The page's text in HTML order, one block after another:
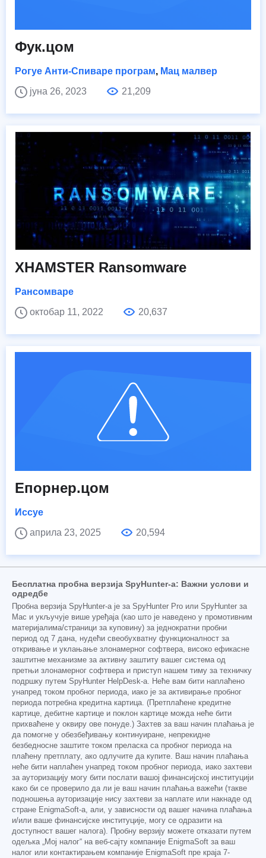
Фук.цом
Рогуе Анти-Спиваре програм, Мац малвер
јуна 26, 2023
21,209
XHAMSTER Ransomware
Рансомваре
октобар 11, 2022
20,637
Епорнер.цом
Иссуе
априла 23, 2025
20,594
Бесплатна пробна верзија SpyHunter-а: Важни услови и
одредбе
Пробна верзија SpyHunter-а је за SpyHunter Pro или SpyHunter за
Mac и укључује више уређаја (као што је наведено у промотивним
материјалима/страници за куповину) за једнократни пробни
период од 7 дана, нудећи свеобухватну функционалност за
откривање и уклањање злонамерног софтвера, високо ефикасне
заштитне механизме за активну заштиту вашег система од
претњи злонамерног софтвера и приступ нашем тиму за техничку
подршку путем SpyHunter HelpDesk-а. Неће вам бити наплаћено
унапред током пробног периода, иако је за активирање пробног
периода потребна кредитна картица. (Претплаћене кредитне
картице, дебитне картице и поклон картице можда неће бити
прихваћене у оквиру ове понуде.) Захтев за ваш начин плаћања је
да помогне у обезбеђивању континуиране, непрекидне
безбедносне заштите током преласка са пробног периода на
плаћену претплату, ако одлучите да купите. Ваш начин плаћања
неће бити наплаћен унапред током пробног периода, иако захтеви
за ауторизацију могу бити послати вашој финансијској институцији
како би се проверило да ли је ваш начин плаћања важећи (такве
подношења ауторизације нису захтеви за наплате или накнаде од
стране EnigmaSoft-а, али, у зависности од вашег начина плаћања
и/или ваше финансијске институције, могу се одразити на
доступност вашег налога). Пробну верзију можете отказати путем
одељка „Мој налог“ на веб-сајту компаније EnigmaSoft за ваш
налог или контактирањем компаније EnigmaSoft пре краја 7-